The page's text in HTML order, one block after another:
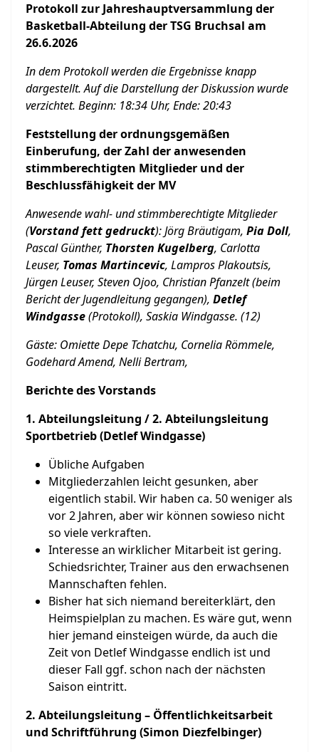
Protokoll zur Jahreshauptversammlung der
Basketball-Abteilung der TSG Bruchsal am
26.6.2026
In dem Protokoll werden die Ergebnisse knapp
dargestellt. Auf die Darstellung der Diskussion wurde
verzichtet. Beginn: 18:34 Uhr, Ende: 20:43
Feststellung der ordnungsgemäßen
Einberufung, der Zahl der anwesenden
stimmberechtigten Mitglieder und der
Beschlussfähigkeit der MV
Anwesende wahl- und stimmberechtigte Mitglieder
(Vorstand fett gedruckt): Jörg Bräutigam, Pia Doll,
Pascal Günther, Thorsten Kugelberg, Carlotta
Leuser, Tomas Martincevic, Lampros Plakoutsis,
Jürgen Leuser, Steven Ojoo, Christian Pfanzelt (beim
Bericht der Jugendleitung gegangen), Detlef
Windgasse(Protokoll), Saskia Windgasse. (12)
Gäste: Omiette Depe Tchatchu, Cornelia Römmele,
Godehard Amend, Nelli Bertram,
Berichte des Vorstands
1. Abteilungsleitung / 2. Abteilungsleitung
Sportbetrieb (Detlef Windgasse)
Übliche Aufgaben
Mitgliederzahlen leicht gesunken, aber
eigentlich stabil. Wir haben ca. 50 weniger als
vor 2 Jahren, aber wir können sowieso nicht
so viele verkraften.
Interesse an wirklicher Mitarbeit ist gering.
Schiedsrichter, Trainer aus den erwachsenen
Mannschaften fehlen.
Bisher hat sich niemand bereiterklärt, den
Heimspielplan zu machen. Es wäre gut, wenn
hier jemand einsteigen würde, da auch die
Zeit von Detlef Windgasse endlich ist und
dieser Fall ggf. schon nach der nächsten
Saison eintritt.
2. Abteilungsleitung – Öffentlichkeitsarbeit
und Schriftführung (Simon Diezfelbinger)